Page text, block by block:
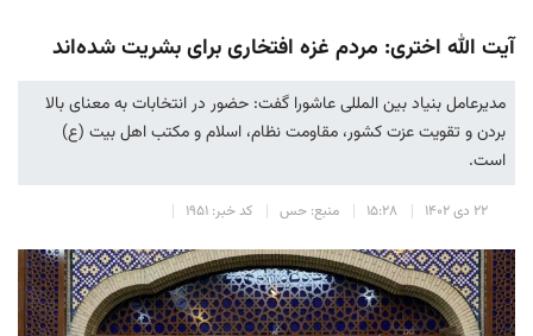
آیت الله اختری: مردم غزه افتخاری برای بشریت شده‌اند
مدیرعامل بنیاد بین المللی عاشورا گفت: حضور در انتخابات به معنای بالا
بردن و تقویت عزت کشور، مقاومت نظام، اسلام و مکتب اهل بیت (ع)
است.
۲۲ دی ۱۴۰۲ ۱۵:۲۸ منبع: حس کد خبر: ۱۹۵۱